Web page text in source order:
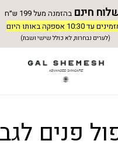
חינם בהזמנה מעל 199 ש״ח
עד 10:30 אספקה באותו היום
(לערים נבחרות, לא כולל שישי ושבת)
פנים